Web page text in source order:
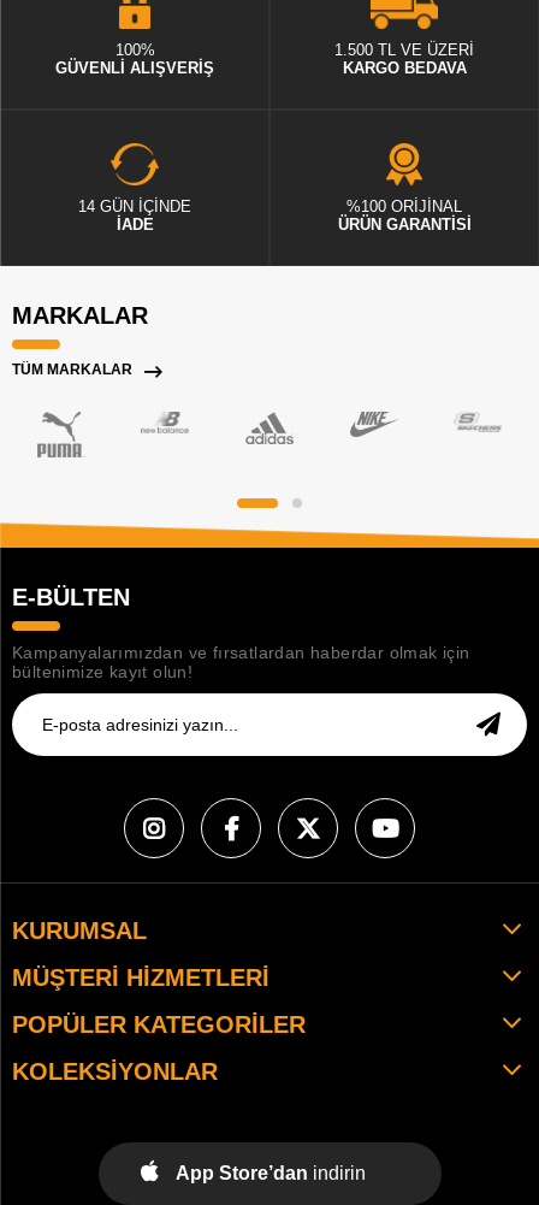
100%
GÜVENLİ ALIŞVERİŞ
1.500 TL VE ÜZERİ
KARGO BEDAVA
14 GÜN İÇİNDE
İADE
%100 ORİJİNAL
ÜRÜN GARANTİSİ
MARKALAR
TÜM MARKALAR
E-BÜLTEN
Kampanyalarımızdan ve fırsatlardan haberdar olmak için
bültenimize kayıt olun!
KURUMSAL
MÜŞTERI HIZMETLERI
POPÜLER KATEGORILER
KOLEKSIYONLAR
App Store’dan indirin